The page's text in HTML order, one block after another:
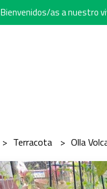
Bienvenidos/as a nuestro
Terracota Olla